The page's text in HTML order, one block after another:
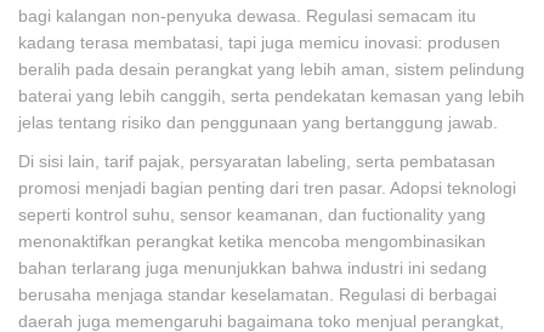
bagi kalangan non-penyuka dewasa. Regulasi semacam itu
kadang terasa membatasi, tapi juga memicu inovasi: produsen
beralih pada desain perangkat yang lebih aman, sistem pelindung
baterai yang lebih canggih, serta pendekatan kemasan yang lebih
jelas tentang risiko dan penggunaan yang bertanggung jawab.
Di sisi lain, tarif pajak, persyaratan labeling, serta pembatasan
promosi menjadi bagian penting dari tren pasar. Adopsi teknologi
seperti kontrol suhu, sensor keamanan, dan fuctionality yang
menonaktifkan perangkat ketika mencoba mengombinasikan
bahan terlarang juga menunjukkan bahwa industri ini sedang
berusaha menjaga standar keselamatan. Regulasi di berbagai
daerah juga memengaruhi bagaimana toko menjual perangkat,